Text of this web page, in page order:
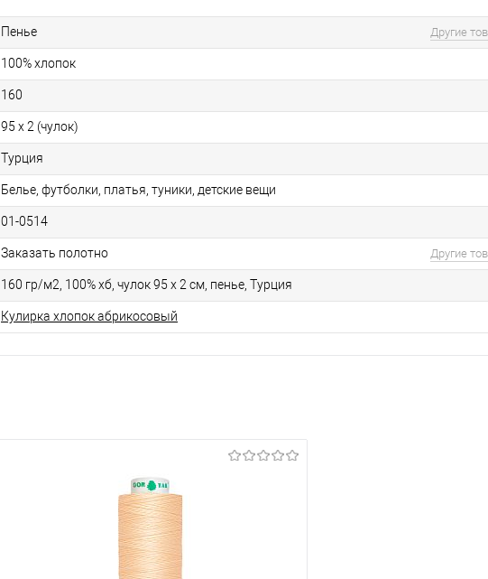
Пенье Другие
100% хлопок
160
95 х 2 (чулок)
Турция
Белье, футболки, платья, туники, детские вещи
01-0514
Заказать полотно Другие
160 гр/м2, 100% хб, чулок 95 х 2 см, пенье, Турция
Кулирка хлопок абрикосовый